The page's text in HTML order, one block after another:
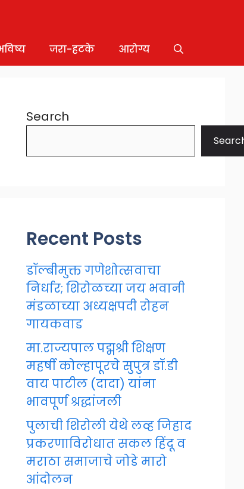
जरा-हटके आरोग्य
Search
Recent Posts
डॉल्बीमुक्त गणेशोत्सवाचा
निर्धार; शिरोळच्या जय भवानी
मंडळाच्या अध्यक्षपदी रोहन
गायकवाड
मा.राज्यपाल पद्मश्री शिक्षण
महर्षी कोल्हापूरचे सुपुत्र डॉ.डी
वाय पाटील (दादा) यांना
भावपूर्ण श्रद्धांजली
पुलाची शिरोली येथे लव्ह जिहाद
प्रकरणाविरोधात सकल हिंदू व
मराठा समाजाचे जोडे मारो
आंदोलन